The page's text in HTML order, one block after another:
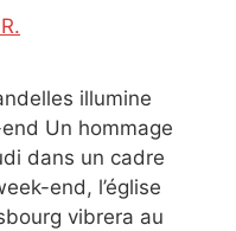
illumine
Un hommage
dans un cadre
end, l’église
vibrera au